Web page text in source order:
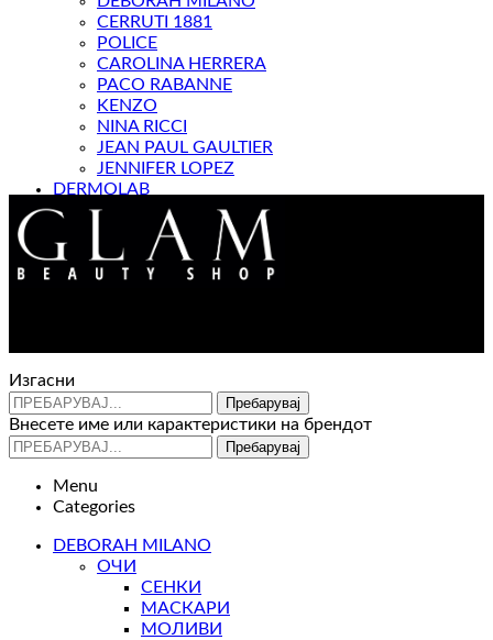
CERRUTI 1881
POLICE
CAROLINA HERRERA
PACO RABANNE
KENZO
NINA RICCI
JEAN PAUL GAULTIER
JENNIFER LOPEZ
DERMOLAB
МАГАЗИН
Изгасни
Пребарувај
Внесете име или карактеристики на брендот
Пребарувај
Menu
Categories
DEBORAH MILANO
ОЧИ
СЕНКИ
МАСКАРИ
МОЛИВИ